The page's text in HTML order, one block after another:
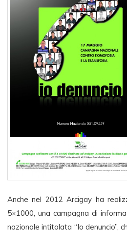
Anche nel 2012 Arcigay ha
5×1000, una campagna di
nazionale intitolata “Io denuncio”,